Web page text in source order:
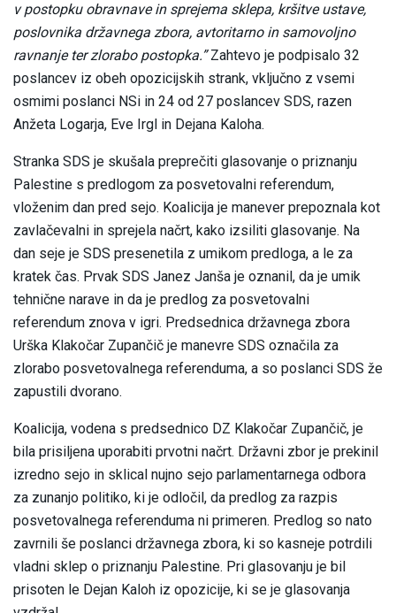
v postopku obravnave in sprejema sklepa, kršitve ustave,
poslovnika državnega zbora, avtoritarno in samovoljno
ravnanje ter zlorabo postopka.”Zahtevo je podpisalo 32
poslancev iz obeh opozicijskih strank, vključno z vsemi
osmimi poslanci NSi in 24 od 27 poslancev SDS, razen
Anžeta Logarja, Eve Irgl in Dejana Kaloha.
Stranka SDS je skušala preprečiti glasovanje o priznanju
Palestine s predlogom za posvetovalni referendum,
vloženim dan pred sejo. Koalicija je manever prepoznala kot
zavlačevalni in sprejela načrt, kako izsiliti glasovanje. Na
dan seje je SDS presenetila z umikom predloga, a le za
kratek čas. Prvak SDS Janez Janša je oznanil, da je umik
tehnične narave in da je predlog za posvetovalni
referendum znova v igri. Predsednica državnega zbora
Urška Klakočar Zupančič je manevre SDS označila za
zlorabo posvetovalnega referenduma, a so poslanci SDS že
zapustili dvorano.
Koalicija, vodena s predsednico DZ Klakočar Zupančič, je
bila prisiljena uporabiti prvotni načrt. Državni zbor je prekinil
izredno sejo in sklical nujno sejo parlamentarnega odbora
za zunanjo politiko, ki je odločil, da predlog za razpis
posvetovalnega referenduma ni primeren. Predlog so nato
zavrnili še poslanci državnega zbora, ki so kasneje potrdili
vladni sklep o priznanju Palestine. Pri glasovanju je bil
prisoten le Dejan Kaloh iz opozicije, ki se je glasovanja